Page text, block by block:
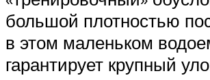
большой плотностью
в этом маленьком
гарантирует крупный